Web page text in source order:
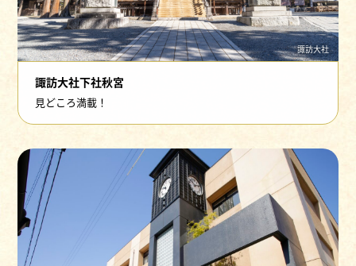
諏訪大社
諏訪大社下社秋宮
見どころ満載！